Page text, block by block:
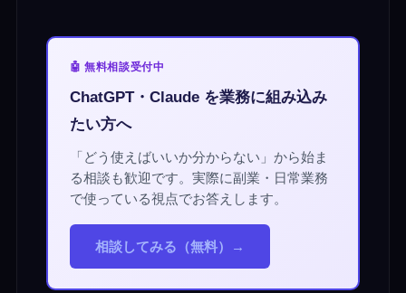
🤖 無料相談受付中
ChatGPT・Claude を業務に組み込み
たい方へ
「どう使えばいいか分からない」から始ま
る相談も歓迎です。実際に副業・日常業務
で使っている視点でお答えします。
相談してみる（無料）→